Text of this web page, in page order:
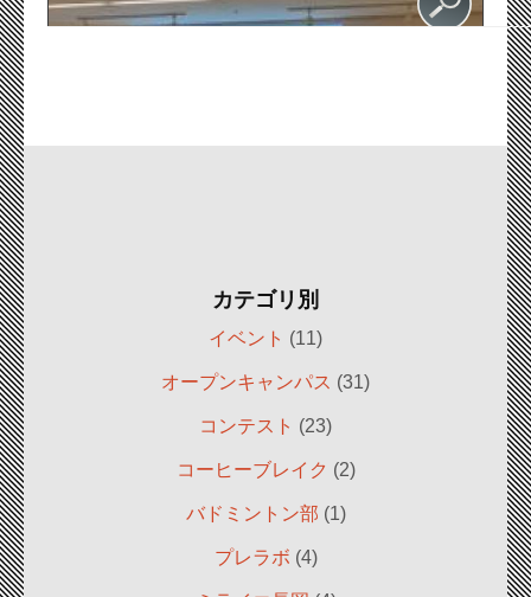
カテゴリ別
イベント (11)
オープンキャンパス (31)
コンテスト (23)
コーヒーブレイク (2)
バドミントン部 (1)
プレラボ (4)